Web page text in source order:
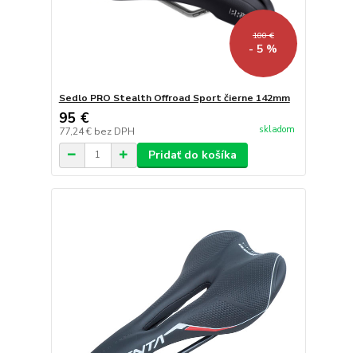
100 €
- 5 %
Sedlo PRO Stealth Offroad Sport čierne 142mm
95 €
77,24 € bez DPH skladom
Pridať do košíka